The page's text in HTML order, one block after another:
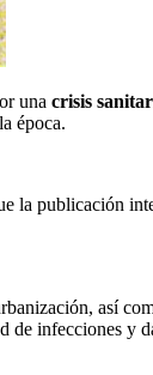
una crisis
época.
la publicación
así
de infecciones y